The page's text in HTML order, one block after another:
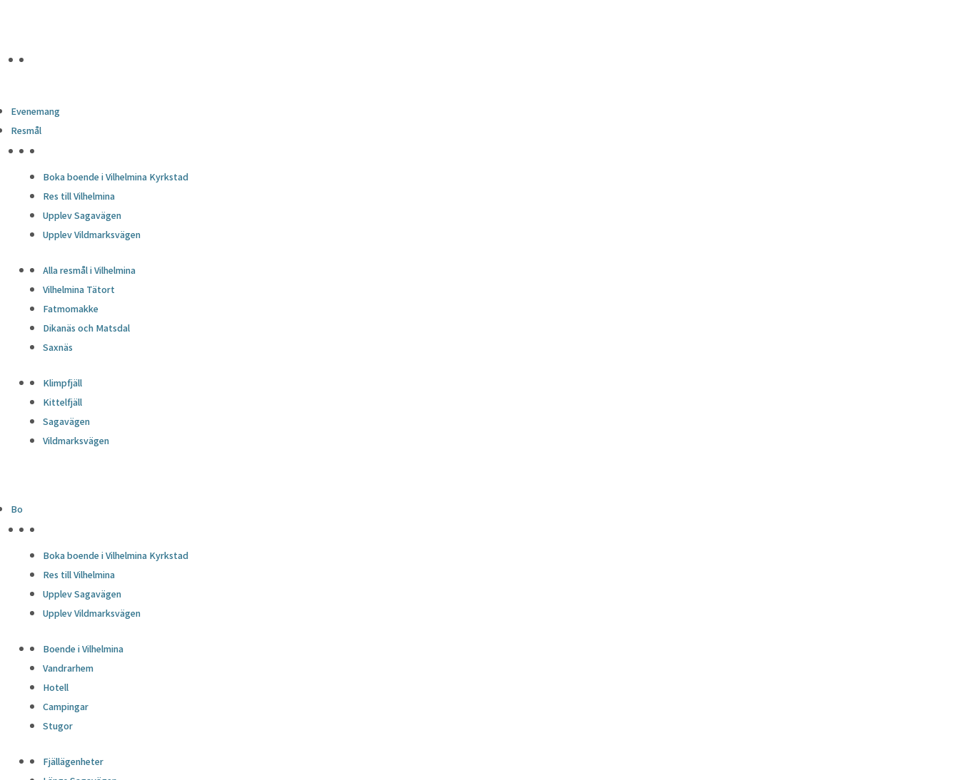
Evenemang
Resmål
Boka boende i Vilhelmina Kyrkstad
Res till Vilhelmina
Upplev Sagavägen
Upplev Vildmarksvägen
Alla resmål i Vilhelmina
Vilhelmina Tätort
Fatmomakke
Dikanäs och Matsdal
Saxnäs
Klimpfjäll
Kittelfjäll
Sagavägen
Vildmarksvägen
Bo
Boka boende i Vilhelmina Kyrkstad
Res till Vilhelmina
Upplev Sagavägen
Upplev Vildmarksvägen
Boende i Vilhelmina
Vandrarhem
Hotell
Campingar
Stugor
Fjällägenheter